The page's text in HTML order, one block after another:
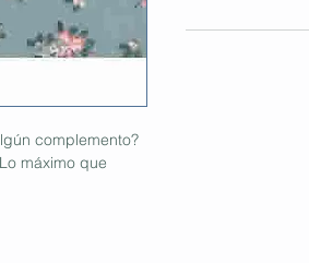
complemento?
máximo que